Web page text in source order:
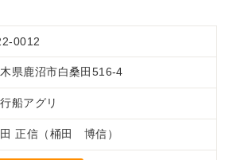
0012
県鹿沼市白桑田516-4
船アグリ
正信（桶田 博信）